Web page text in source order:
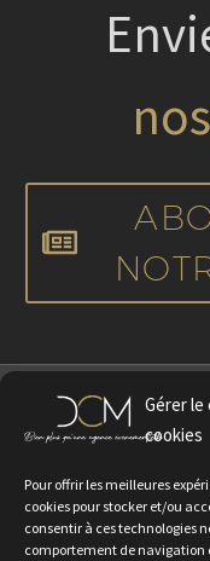
Gérer
cookies
Pour offrir les meilleures
cookies pour stocker et/ou
consentir à ces technologies
comportement de navigation
Politique de